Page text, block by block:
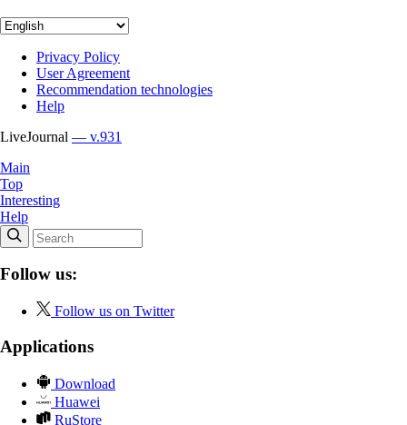
Privacy Policy
User Agreement
Recommendation technologies
Help
LiveJournal — v.931
Main
Top
Interesting
Help
Follow us:
Follow us on Twitter
Applications
Download
Huawei
RuStore